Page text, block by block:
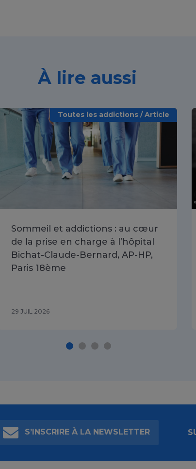
À lire aussi
Toutes les addictions / Article
Sommeil et addictions : au cœur
de la prise en charge à l’hôpital
Bichat-Claude-Bernard, AP-HP,
Paris 18ème
29 JUIL 2026
S’INSCRIRE À LA NEWSLETTER